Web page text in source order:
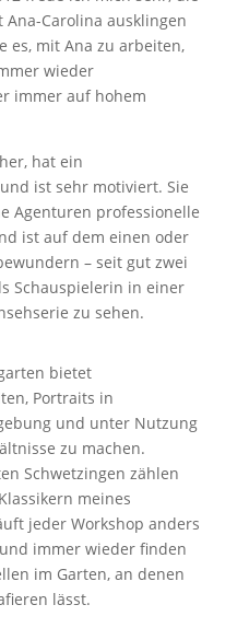
Ana-Carolina ausklingen
es, mit Ana zu arbeiten,
wieder
immer auf hohem
hat ein
ist sehr motiviert. Sie
Agenturen professionelle
ist auf dem einen oder
– seit gut zwei
Schauspielerin in einer
zu sehen.
bietet
Portraits in
und unter Nutzung
zu machen.
Schwetzingen zählen
meines
jeder Workshop anders
immer wieder finden
im Garten, an denen
lässt.